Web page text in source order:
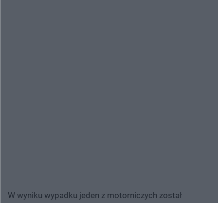
W wyniku wypadku jeden z motorniczych został